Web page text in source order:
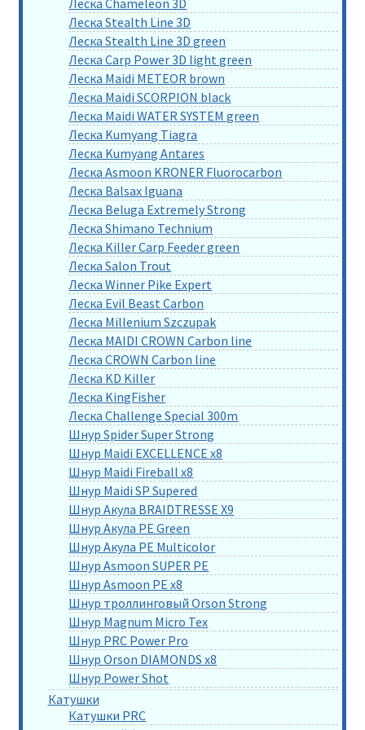
Леска Stealth Line 3D
Леска Stealth Line 3D green
Леска Carp Power 3D light green
Леска Maidi METEOR brown
Леска Maidi SCORPION black
Леска Maidi WATER SYSTEM green
Леска Kumyang Tiagra
Леска Kumyang Antares
Леска Asmoon KRONER Fluorocarbon
Леска Balsax Iguana
Леска Beluga Extremely Strong
Леска Shimano Technium
Леска Killer Carp Feeder green
Леска Salon Trout
Леска Winner Pike Expert
Леска Evil Beast Carbon
Леска Millenium Szczupak
Леска MAIDI CROWN Carbon line
Леска CROWN Carbon line
Леска KD Killer
Леска KingFisher
Леска Challenge Special 300m
Шнур Spider Super Strong
Шнур Maidi EXCELLENCE x8
Шнур Maidi Fireball x8
Шнур Maidi SP Supered
Шнур Акула BRAIDTRESSE X9
Шнур Акула PE Green
Шнур Акула PE Multicolor
Шнур Asmoon SUPER PE
Шнур Asmoon PE x8
Шнур троллинговый Orson Strong
Шнур Magnum Micro Tex
Шнур PRC Power Pro
Шнур Orson DIAMONDS x8
Шнур Power Shot
Катушки
Катушки PRC